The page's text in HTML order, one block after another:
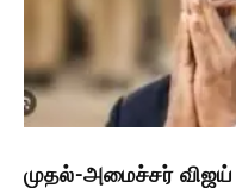
முதல்-அமைச்சர்